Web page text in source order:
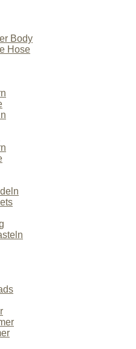
Body
Hose